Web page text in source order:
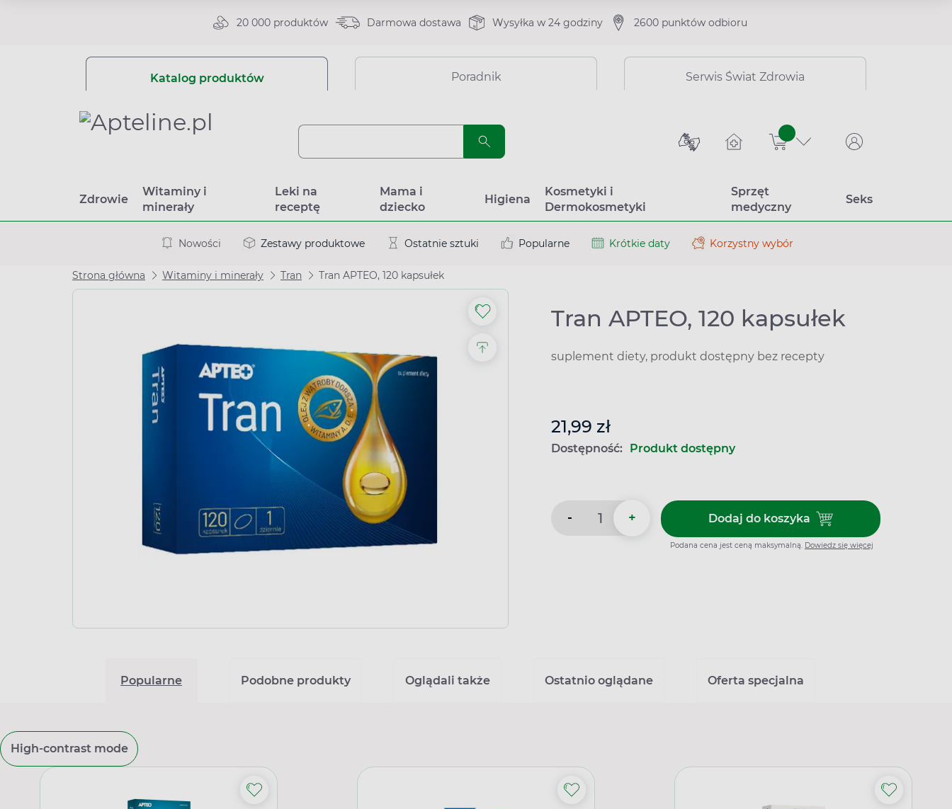
20 000 produktów Darmowa dostawa Wysyłka w 24 godziny 2600 punktów odbioru
Katalog produktów Poradnik Serwis Świat Zdrowia
sztuk
Zdrowie
Witaminy i
minerały
Leki na
receptę
Mama i
dziecko
Higiena
Kosmetyki i
Dermokosmetyki
Sprzęt
medyczny
Seks
Nowości Zestawy produktowe Ostatnie sztuki Popularne Krótkie daty Korzystny wybór
Strona główna Witaminy i minerały Tran Tran APTEO, 120 kapsułek
Tran APTEO, 120 kapsułek
suplement diety, produkt dostępny bez recepty
21,99 zł
Dostępność: Produkt dostępny
- + Dodaj do koszykaDodaj do koszyka Tran APTEO,
Podana cena jest ceną maksymalną. Dowiedz się więcej
Popularne Podobne produkty Oglądali także Ostatnio oglądane Oferta specjalna
High-contrast mode